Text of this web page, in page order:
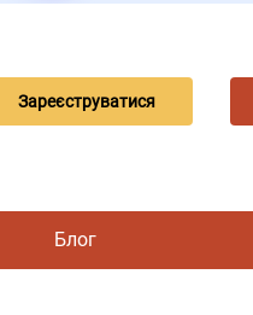
Зареєструватися
Блог